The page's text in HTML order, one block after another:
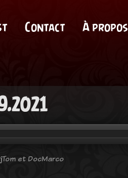
Contact À propos
et DocMarco